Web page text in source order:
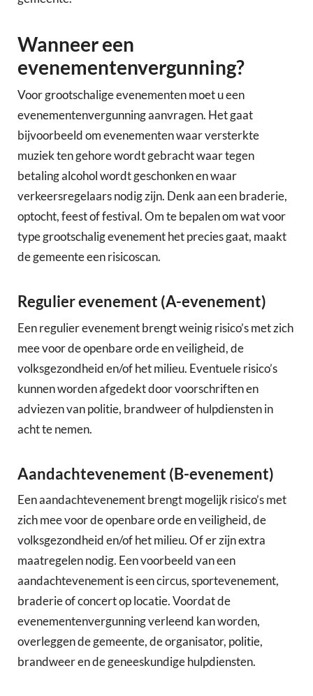
Wanneer een
evenementenvergunning?
Voor grootschalige evenementen moet u een
evenementenvergunning aanvragen. Het gaat
bijvoorbeeld om evenementen waar versterkte
muziek ten gehore wordt gebracht waar tegen
betaling alcohol wordt geschonken en waar
verkeersregelaars nodig zijn. Denk aan een braderie,
optocht, feest of festival. Om te bepalen om wat voor
type grootschalig evenement het precies gaat, maakt
de gemeente een risicoscan.
Regulier evenement (A-evenement)
Een regulier evenement brengt weinig risico’s met zich
mee voor de openbare orde en veiligheid, de
volksgezondheid en/of het milieu. Eventuele risico’s
kunnen worden afgedekt door voorschriften en
adviezen van politie, brandweer of hulpdiensten in
acht te nemen.
Aandachtevenement (B-evenement)
Een aandachtevenement brengt mogelijk risico’s met
zich mee voor de openbare orde en veiligheid, de
volksgezondheid en/of het milieu. Of er zijn extra
maatregelen nodig. Een voorbeeld van een
aandachtevenement is een circus, sportevenement,
braderie of concert op locatie. Voordat de
evenementenvergunning verleend kan worden,
overleggen de gemeente, de organisator, politie,
brandweer en de geneeskundige hulpdiensten.